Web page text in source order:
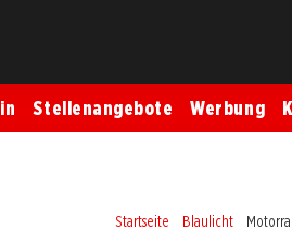
Stellenangebote Werbung
Startseite Blaulicht